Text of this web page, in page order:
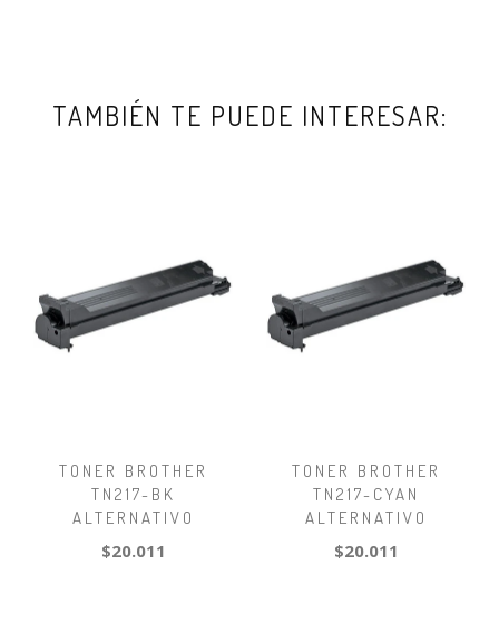
TAMBIÉN TE PUEDE INTERESAR:
TONER BROTHER
TN217-BK
ALTERNATIVO
$20.011
TONER BROTHER
TN217-CYAN
ALTERNATIVO
$20.011